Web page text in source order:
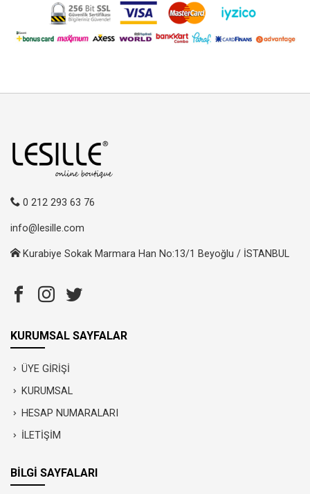
0 212 293 63 76
info@lesille.com
Kurabiye Sokak Marmara Han No:13/1 Beyoğlu / İSTANBUL
KURUMSAL SAYFALAR
ÜYE GİRİŞİ
KURUMSAL
HESAP NUMARALARI
İLETİŞİM
BİLGİ SAYFALARI